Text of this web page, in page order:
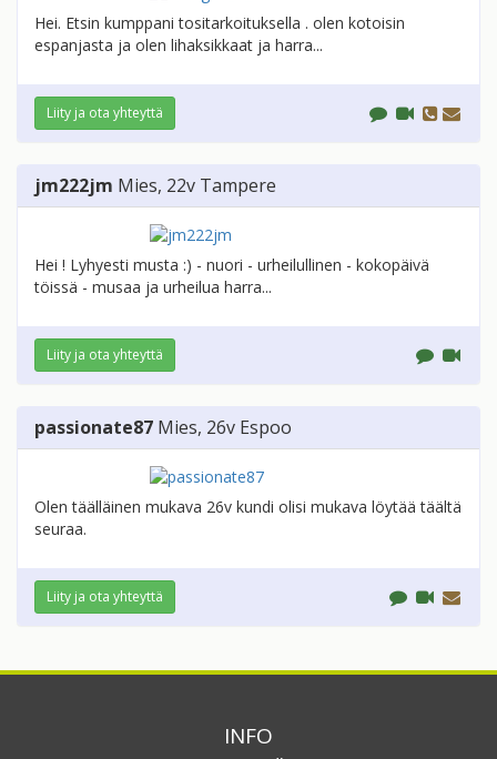
Hei. Etsin kumppani tositarkoituksella . olen kotoisin
espanjasta ja olen lihaksikkaat ja harra...
Liity ja ota yhteyttä
jm222jm Mies, 22v Tampere
Hei ! Lyhyesti musta :) - nuori - urheilullinen - kokopäivä
töissä - musaa ja urheilua harra...
Liity ja ota yhteyttä
passionate87 Mies, 26v Espoo
Olen täälläinen mukava 26v kundi olisi mukava löytää täältä
seuraa.
Liity ja ota yhteyttä
INFO